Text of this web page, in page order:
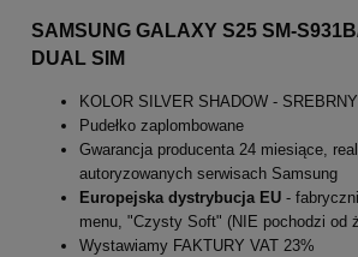
SAMSUNG GALAXY S25 SM-
DUAL SIM
KOLOR SILVER SHADOW - SREBRNY
Pudełko zaplombowane
Gwarancja producenta 24 miesiące,
autoryzowanych serwisach Samsung
Europejska dystrybucja EU -
menu, "Czysty Soft" (NIE pochodzi od
Wystawiamy FAKTURY VAT 23%